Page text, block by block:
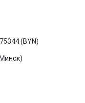
(BYN)